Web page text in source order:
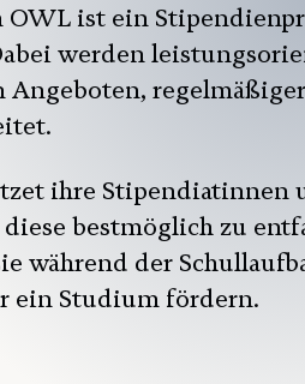
OWL ist ein
werden
Angeboten,
ihre Stipendiatinnen
diese bestmöglich zu
während der
ein Studium fördern.